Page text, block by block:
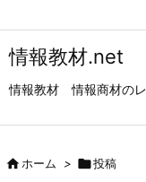
情報教材.net
情報教材 情報商材の
ホーム > 投稿